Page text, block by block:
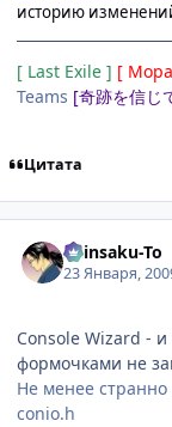
историю
[ Last Exile ] [
Teams [奇跡を信じ
Цитата
Shinsaku-To
23 Января,
Console Wizard -
формочками не
Не менее
conio.h